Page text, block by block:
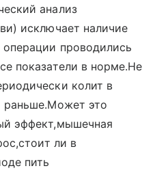
анализ
исключает наличие
проводились
показатели в норме.Не
колит в
раньше.Может это
эффект,мышечная
ли в
пить